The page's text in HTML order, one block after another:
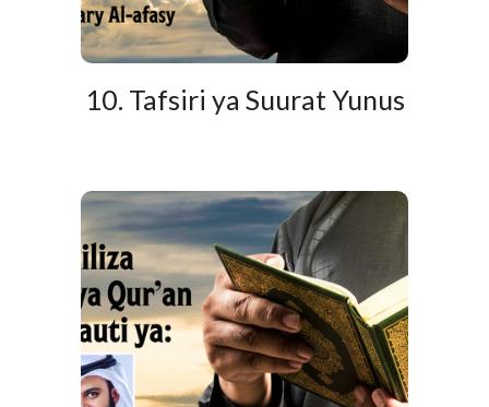
10. Tafsiri ya Suurat Yunus